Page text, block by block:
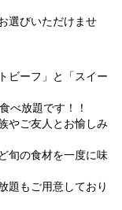
選びいただけませ
ビーフ」と「スイー
べ放題です！！
やご友人とお愉しみ
旬の食材を一度に味
題もご用意しており